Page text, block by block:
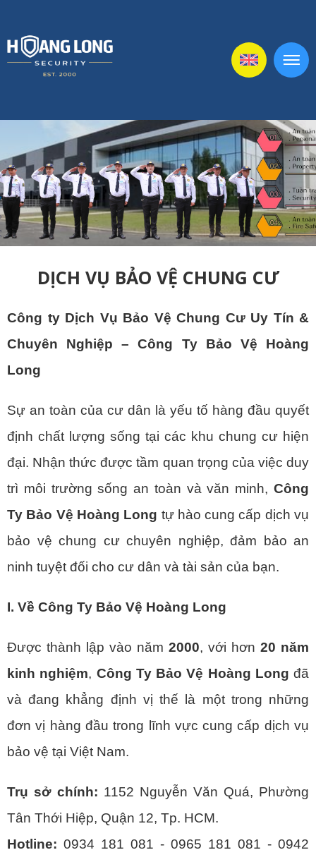
DỊCH VỤ BẢO VỆ CHUNG CƯ
Công ty Dịch Vụ Bảo Vệ Chung Cư Uy Tín &
Chuyên Nghiệp – Công Ty Bảo Vệ Hoàng
Long
Sự an toàn của cư dân là yếu tố hàng đầu quyết
định chất lượng sống tại các khu chung cư hiện
đại. Nhận thức được tầm quan trọng của việc duy
trì môi trường sống an toàn và văn minh, Công
Ty Bảo Vệ Hoàng Long tự hào cung cấp dịch vụ
bảo vệ chung cư chuyên nghiệp, đảm bảo an
ninh tuyệt đối cho cư dân và tài sản của bạn.
I. Về Công Ty Bảo Vệ Hoàng Long
Được thành lập vào năm 2000, với hơn 20 năm
kinh nghiệm, Công Ty Bảo Vệ Hoàng Long đã
và đang khẳng định vị thế là một trong những
đơn vị hàng đầu trong lĩnh vực cung cấp dịch vụ
bảo vệ tại Việt Nam.
Trụ sở chính: 1152 Nguyễn Văn Quá, Phường
Tân Thới Hiệp, Quận 12, Tp. HCM.
Hotline: 0934 181 081 - 0965 181 081 - 0942